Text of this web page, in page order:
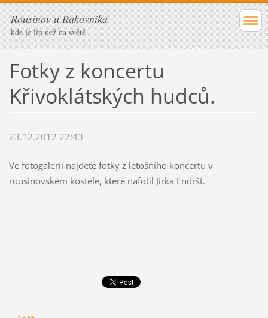
Rousínov u Rakovníka
kde je líp než na světě
Fotky z koncertu
Křivoklátských hudců.
23.12.2012 22:43
Ve fotogalerii najdete fotky z letošního koncertu v
rousínovském kostele, které nafotil Jirka Endršt.